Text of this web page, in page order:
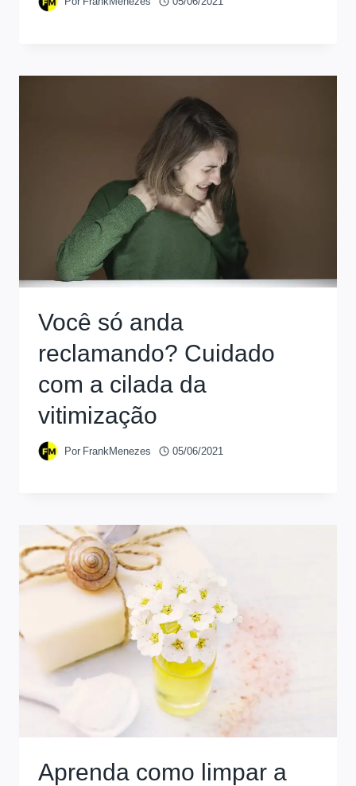
Você só anda
reclamando? Cuidado
com a cilada da
vitimização
Por FrankMenezes 05/06/2021
Aprenda como limpar a